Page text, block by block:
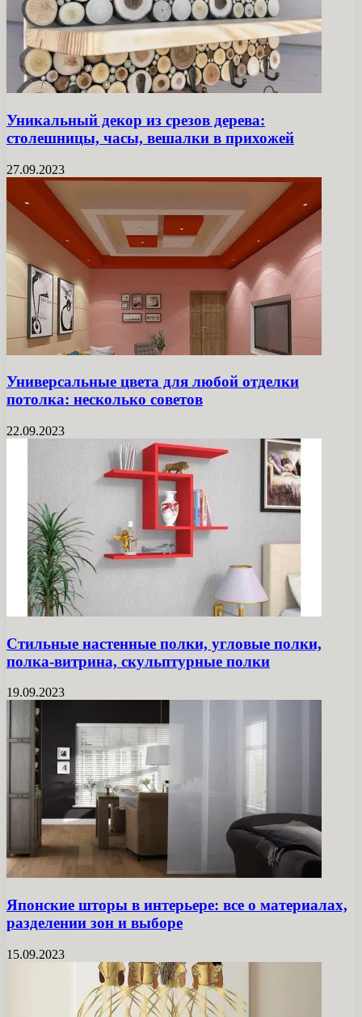
Уникальный декор из срезов дерева:
столешницы, часы, вешалки в прихожей
27.09.2023
Универсальные цвета для любой отделки
потолка: несколько советов
22.09.2023
Стильные настенные полки, угловые полки,
полка-витрина, скульптурные полки
19.09.2023
Японские шторы в интерьере: все о материалах,
разделении зон и выборе
15.09.2023